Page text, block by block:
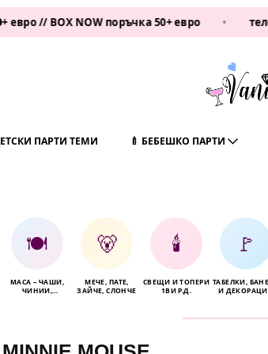
NOW поръчка 50+ евро • телефон:
ПАРТИ ТЕМИ 🍼 БЕБЕШКО ПАРТИ
🍽️
МАСА – ЧАШИ,
ЧИНИИ,
🐻
МЕЧЕ, ПАТЕ,
ЗАЙЧЕ, СЛОНЧЕ
🕯️
СВЕЩИ И ТОПЕРИ
1ВИ Р.Д.
🚩
ТАБЕЛКИ,
И